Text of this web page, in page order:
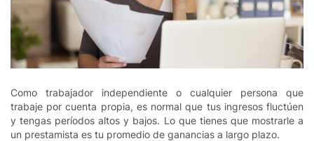
Como trabajador independiente o cualquier persona que
trabaje por cuenta propia, es normal que tus ingresos fluctúen
y tengas períodos altos y bajos. Lo que tienes que mostrarle a
un prestamista es tu promedio de ganancias a largo plazo.